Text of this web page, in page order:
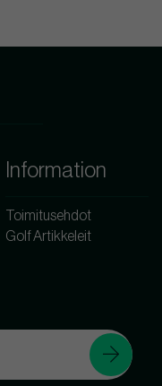
Information
Toimitusehdot
Golf Artikkeleit